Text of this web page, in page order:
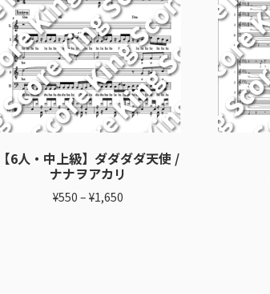
【6人・中上級】ダダダダ天使 /
ナナヲアカリ
¥550 –¥1,650